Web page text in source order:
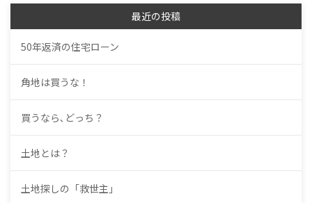
最近の投稿
50年返済の住宅ローン
角地は買うな！
買うなら､どっち？
土地とは？
土地探しの「救世主」